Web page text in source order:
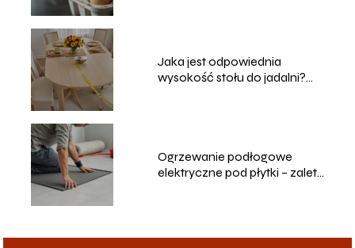
Jaka jest odpowiednia
wysokość stołu do jadalni?
Ogrzewanie podłogowe
elektryczne pod płytki – zalety